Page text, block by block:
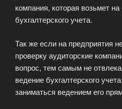
компания, которая возьмет
бухгалтерского учета.
Так же если на предприятия
проверку аудиторские
вопрос, тем самым не
ведение бухгалтерского
заниматься ведением его